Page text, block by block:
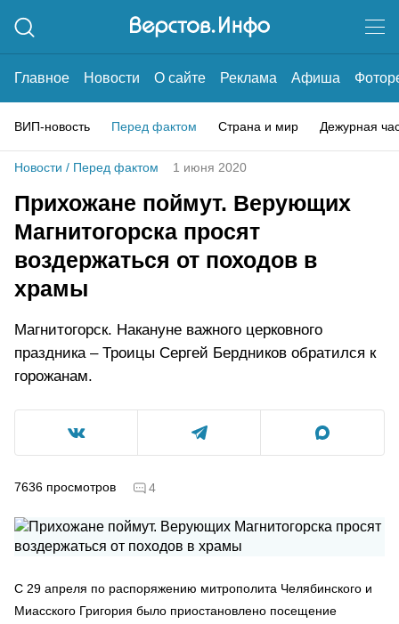
Главное Новости О сайте Реклама Афиша
ВИП-новость Перед фактом Страна и мир Дежурная
Новости / Перед фактом 1 июня 2020
Прихожане поймут. Верующих
Магнитогорска просят
воздержаться от походов в
храмы
Магнитогорск. Накануне важного церковного
праздника – Троицы Сергей Бердников обратился к
горожанам.
7636 просмотров 4
С 29 апреля по распоряжению митрополита Челябинского и
Миасского Григория было приостановлено посещение